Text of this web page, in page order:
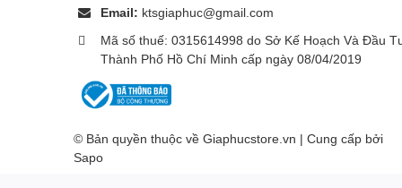
tục tai nghe trong vòng 24 giờ với kén sạc hoặc 6 giờ
Chuyển và chọn bài hát
Xiaomi Buds 3T Pro cung cấp các cử chỉ điều khiển
động như kích hoạt ANC/Transparency, Trả lời/Từ
cách dễ dàng.
Email: ktsgiaphuc@gmail.com
Mã số thuế: 0315614998 do Sở Kế Hoạch Và Đầu
Thành Phố Hồ Chí Minh cấp ngày 08/04/2019
© Bản quyền thuộc về Giaphucstore.vn | Cung cấp bởi
Sapo